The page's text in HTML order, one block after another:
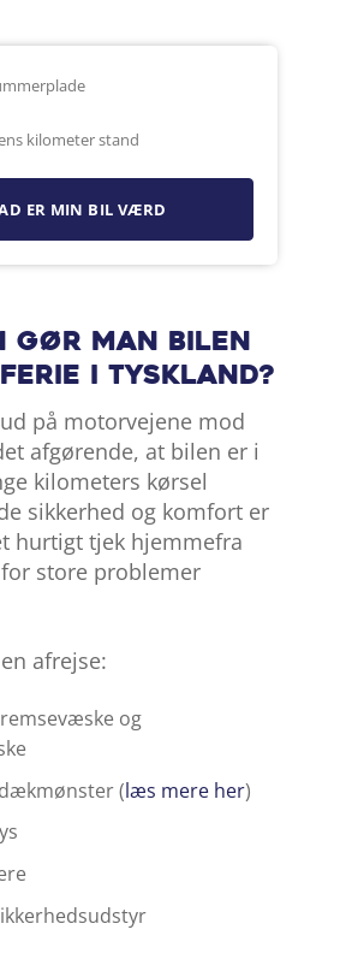
gør man bilen
i Tyskland?
på motorvejene mod
afgørende, at bilen er i
kilometers kørsel
sikkerhed og komfort er
hurtigt tjek hjemmefra
store problemer
afrejse:
og
(læs mere her)